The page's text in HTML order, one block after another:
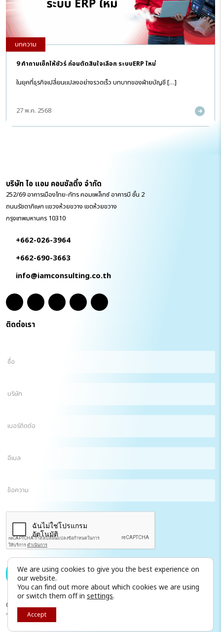
9 คำถามเช็กให้ชัวร์ ก่อนตัดสินใจเลือก ระบบERP ใหม่
ในยุคที่ธุรกิจเปลี่ยนแปลงอย่างรวดเร็ว บทบาทของฝ่ายบัญชี […]
บทความ
27 พ.ค. 2568
บริษัท ไอ แอม คอนซัลติ้ง จำกัด
252/69 อาคารเมืองไทย-ภัทร คอมเพล็กซ์ อาคารบี ชั้น 2
ถนนรัชดาภิเษก แขวงห้วยขวาง เขตห้วยขวาง
กรุงเทพมหานคร 10310
+662-026-3964
+662-690-3663
info@iamconsulting.co.th
ติดต่อเรา
ชื่อ
บริษัท
เบอร์
อีเมล
ข้อความ
ส่งข้อความถึงเรา
©2025 I AM Consulting. All rights reserved.
Terms of Use
We are using cookies to give you the best experience on
our website.
You can find out more about which cookies we are using
or switch them off in settings.
Accept